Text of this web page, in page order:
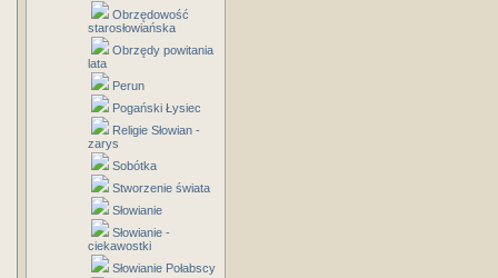
Obrzędowość
starosłowiańska
Obrzędy powitania
lata
Perun
Pogański Łysiec
Religie Słowian -
zarys
Sobótka
Stworzenie świata
Słowianie
Słowianie -
ciekawostki
Słowianie Połabscy